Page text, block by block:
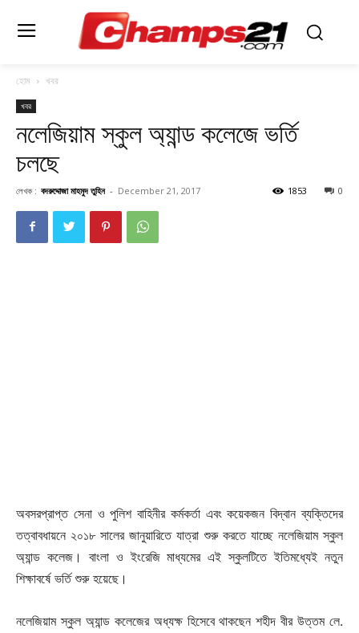
হোম খবর
খবর
নলেজিয়াম স্কুল অ্যান্ড কলেজে ভর্তি
চলছে
লেখক : বদরুদ্দোজা মাহমুদ তুহিন - December 21, 2017 0
1853
অবসরপ্রাপ্ত সেনা ও পুলিশ বাহিনীর কর্মকর্তা এবং কয়েকজন বিদ্বান ব্যক্তিদের
তত্বাবধায়নে ২০১৮ সালের জানুয়ারিতে যাত্রা শুরু করতে যাচ্ছে নলেজিয়াম স্কুল
অ্যান্ড কলেজ। বাংলা ও ইংরেজি মাধ্যমের এই স্কুলটিতে ইতিমধ্যেই নতুন
শিক্ষাবর্ষে ভর্তি শুরু হয়েছে।
নলেজিয়াম স্কুল অ্যান্ড কলেজের অধ্যক্ষ হিসেবে থাকছেন শহীদ বীর উত্তম লে.